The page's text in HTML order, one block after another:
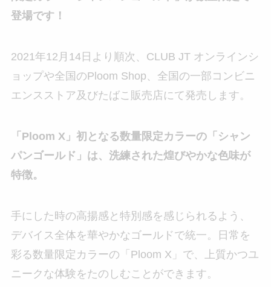
登場です！
2021年12月14日より順次、CLUB JT オンラインシ
ョップや全国のPloom Shop、全国の一部コンビニ
エンスストア及びたばこ販売店にて発売します。
「Ploom X」初となる数量限定カラーの「シャン
パンゴールド」は、洗練された煌びやかな色味が
特徴。
手にした時の高揚感と特別感を感じられるよう、
デバイス全体を華やかなゴールドで統一。日常を
彩る数量限定カラーの「Ploom X」で、上質かつユ
ニークな体験をたのしむことができます。